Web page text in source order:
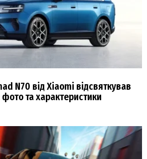
N70 від Xiaomi відсвяткував
фото та характеристики